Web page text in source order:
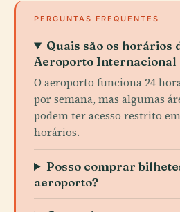
PERGUNTAS FREQUENTES
Quais são os horários
Aeroporto Internacional
O aeroporto funciona 24
por semana, mas algumas
podem ter acesso restrito
horários.
Posso comprar
aeroporto?